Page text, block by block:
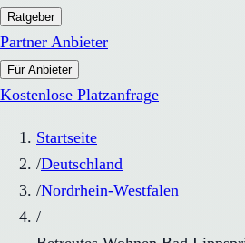
Ratgeber
Partner Anbieter
Für Anbieter
Kostenlose Platzanfrage
Startseite
/Deutschland
/Nordrhein-Westfalen
/